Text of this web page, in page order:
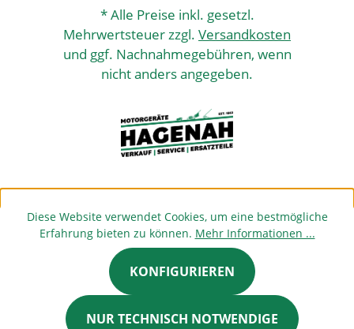
* Alle Preise inkl. gesetzl.
Mehrwertsteuer zzgl. Versandkosten
und ggf. Nachnahmegebühren, wenn
nicht anders angegeben.
Diese Website verwendet Cookies, um eine bestmögliche
Erfahrung bieten zu können. Mehr Informationen ...
NUR TECHNISCH NOTWENDIGE
KONFIGURIEREN